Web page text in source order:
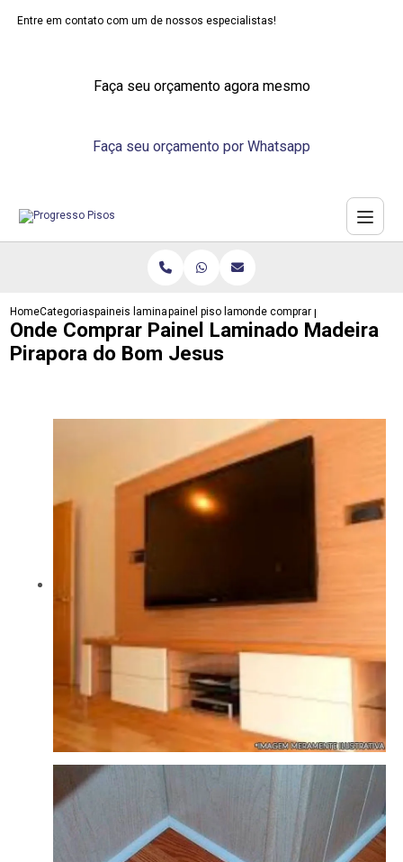
Entre em contato com um de nossos especialistas!
Faça seu orçamento agora mesmo
Faça seu orçamento por Whatsapp
HomeCategoriaspaineis laminadospainel piso laminadoonde comprar painel laminado
Onde Comprar Painel Laminado Madeira
Pirapora do Bom Jesus